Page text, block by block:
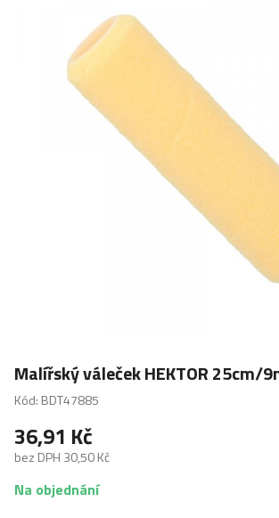
Malířský váleček HEKTOR 25cm/
Kód: BDT47885
36,91 Kč
bez DPH 30,50 Kč
Na objednání